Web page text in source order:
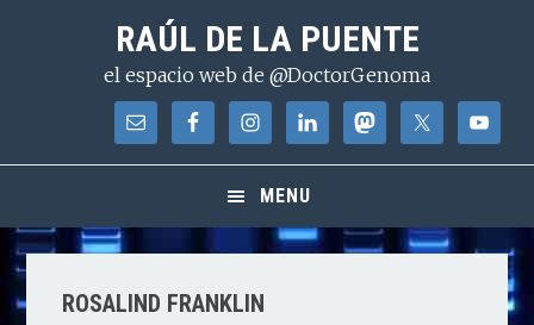
contenido
RAÚL DE LA PUENTE
el espacio web de @DoctorGenoma
MENU
ROSALIND FRANKLIN